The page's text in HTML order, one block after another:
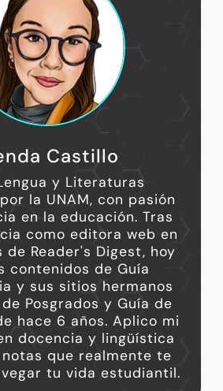
Castillo
y Literaturas
la UNAM, con pasión
en la educación. Tras
como editora web en
de Reader's Digest, hoy
contenidos de Guía
y sus sitios hermanos
Posgrados y Guía de
hace 6 años. Aplico mi
docencia y lingüística
que realmente te
tu vida estudiantil.